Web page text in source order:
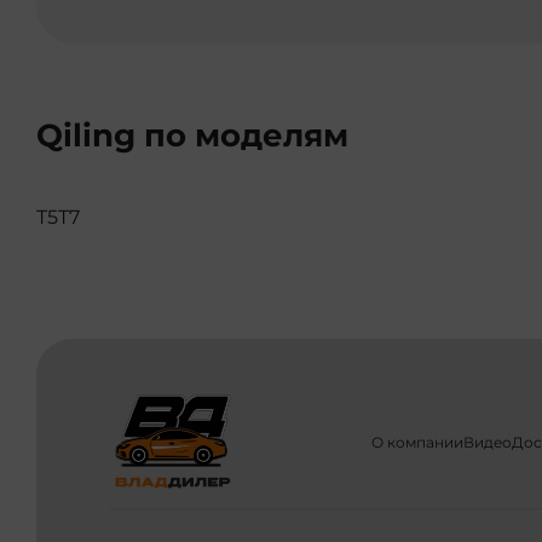
Qiling по моделям
T5T7
О компанииВидео